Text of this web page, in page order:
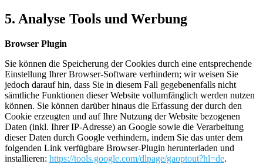
5. Analyse Tools und Werbung
Browser Plugin
Sie können die Speicherung der Cookies durch eine entsprechende
Einstellung Ihrer Browser-Software verhindern; wir weisen Sie
jedoch darauf hin, dass Sie in diesem Fall gegebenenfalls nicht
sämtliche Funktionen dieser Website vollumfänglich werden nutzen
können. Sie können darüber hinaus die Erfassung der durch den
Cookie erzeugten und auf Ihre Nutzung der Website bezogenen
Daten (inkl. Ihrer IP-Adresse) an Google sowie die Verarbeitung
dieser Daten durch Google verhindern, indem Sie das unter dem
folgenden Link verfügbare Browser-Plugin herunterladen und
installieren: https://tools.google.com/dlpage/gaoptout?hl=de.